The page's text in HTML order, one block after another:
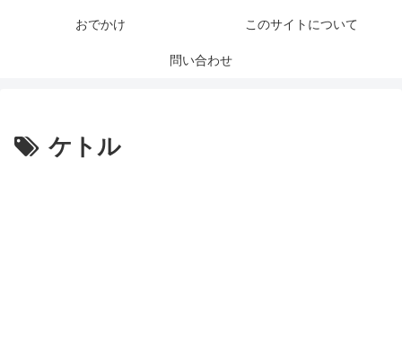
おでかけ このサイトについて
問い合わせ
ケトル